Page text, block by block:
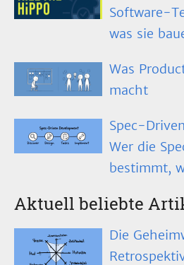
Software-
was sie
Was
macht
Spec-
Wer die
bestimmt,
Aktuell beliebte
Die